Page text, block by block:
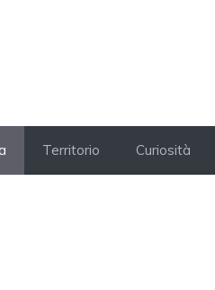
Territorio Curiosità